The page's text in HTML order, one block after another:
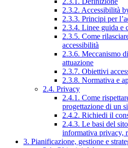
2.3.2. Accessibilità
2.3.3. Principi per
2.3.4. Linee guida e
2.3.5. Come
accessibilità
2.3.6. Meccanismo
attuazione
2.3.7. Obiettivi
2.3.8. Normativa e
2.4. Privacy
2.4.1. Come
progettazione di un
2.4.2. Richiedi il
2.4.3. Le basi del
informativa privacy,
3. Pianificazione, gestione e